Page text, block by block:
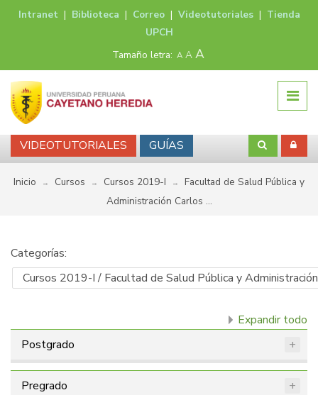
Intranet | Biblioteca | Correo| Videotutoriales| Tienda
UPCH
Tamaño letra: A A A
VIDEOTUTORIALES GUÍAS
Inicio → Cursos → Cursos 2019-I →
Facultad de Salud Pública y
Administración Carlos ...
Categorías:
Expandir todo
Postgrado
Pregrado